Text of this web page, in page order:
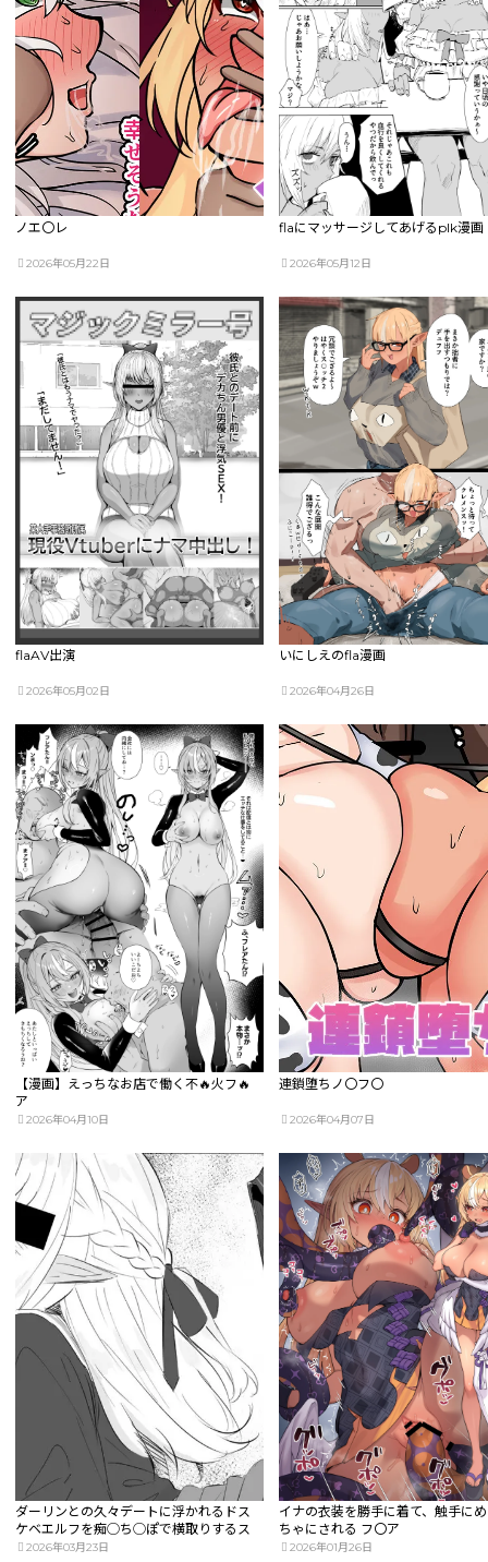
ノエ〇レ
2026年05月22日
flaにマッサージしてあげるplk漫画
2026年05月12日
flaAV出演
2026年05月02日
いにしえのfla漫画
2026年04月26日
【漫画】えっちなお店で働く不🔥火フ🔥
ア
2026年04月10日
連鎖堕ちノ〇フ〇
2026年04月07日
ダーリンとの久々デートに浮かれるドス
ケベエルフを痴◯ち◯ぽで横取りするス
ケベ漫画
2026年03月23日
イナの衣装を勝手に着て、触手に
ちゃにされる フ〇ア
2026年01月26日